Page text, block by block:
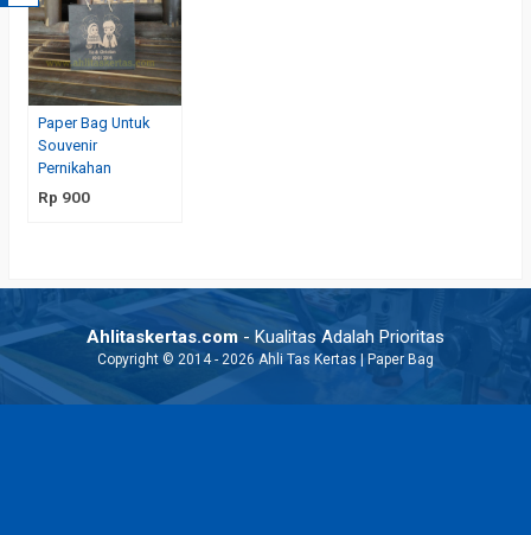
Paper Bag Untuk
Souvenir
Pernikahan
Rp 900
Ahlitaskertas.com - Kualitas Adalah Prioritas
Copyright © 2014 - 2026 Ahli Tas Kertas | Paper Bag